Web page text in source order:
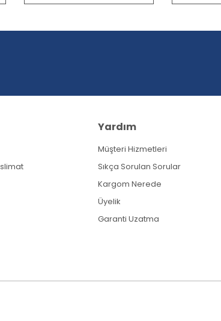
Yardım
Müşteri Hizmetleri
Sıkça Sorulan Sorular
Kargom Nerede
Üyelik
Garanti Uzatma